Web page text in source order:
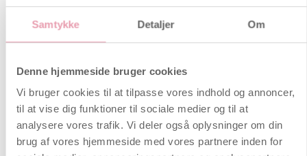
Samtykke Detaljer Om
Denne hjemmeside bruger cookies
Vi bruger cookies til at tilpasse vores indhold og annoncer,
til at vise dig funktioner til sociale medier og til at
analysere vores trafik. Vi deler også oplysninger om din
brug af vores hjemmeside med vores partnere inden for
kaldes en PdG-test og anvendes
nogle dage efter en positiv
ægløsningstest. Testen måler PdG i
har haft ægløsning, og dermed om
du har en chance for at blive gravid i
denne cyklus. Kliniske studier viser,
at høje PdG-niveauer er forbundet
med en 75% højere graviditetsrate.
PdG er kort sagt limen, der får